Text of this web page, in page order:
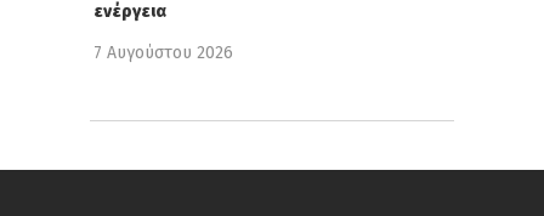
ενέργεια
7 Αυγούστου 2026